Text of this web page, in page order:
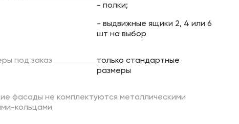
- полки;
- выдвижные ящики 2, 4 или 6
шт на выбор
под заказ
только стандартные
размеры
фасады не комплектуются металлическими
кольцами